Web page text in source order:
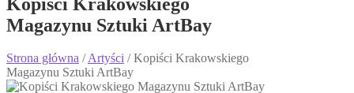
Magazynu Sztuki ArtBay
Strona główna /Artyści / Kopiści Krakowskiego
Magazynu Sztuki ArtBay